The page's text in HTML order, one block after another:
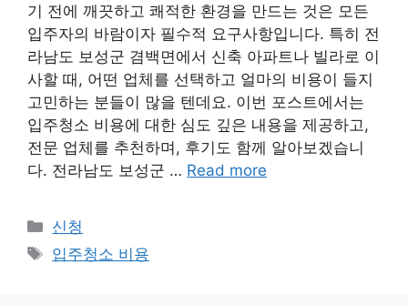
기 전에 깨끗하고 쾌적한 환경을 만드는 것은 모든
입주자의 바람이자 필수적 요구사항입니다. 특히 전
라남도 보성군 겸백면에서 신축 아파트나 빌라로 이
사할 때, 어떤 업체를 선택하고 얼마의 비용이 들지
고민하는 분들이 많을 텐데요. 이번 포스트에서는
입주청소 비용에 대한 심도 깊은 내용을 제공하고,
전문 업체를 추천하며, 후기도 함께 알아보겠습니
다. 전라남도 보성군 … Read more
Categories
신청
Tags
입주청소 비용